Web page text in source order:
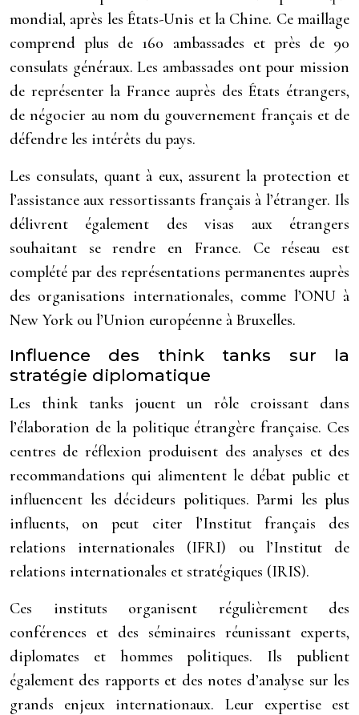
mondial, après les États-Unis et la Chine. Ce maillage
comprend plus de 160 ambassades et près de 90
consulats généraux. Les ambassades ont pour mission
de représenter la France auprès des États étrangers,
de négocier au nom du gouvernement français et de
défendre les intérêts du pays.
Les consulats, quant à eux, assurent la protection et
l’assistance aux ressortissants français à l’étranger. Ils
délivrent également des visas aux étrangers
souhaitant se rendre en France. Ce réseau est
complété par des représentations permanentes auprès
des organisations internationales, comme l’ONU à
New York ou l’Union européenne à Bruxelles.
Influence des think tanks sur la
stratégie diplomatique
Les think tanks jouent un rôle croissant dans
l’élaboration de la politique étrangère française. Ces
centres de réflexion produisent des analyses et des
recommandations qui alimentent le débat public et
influencent les décideurs politiques. Parmi les plus
influents, on peut citer l’Institut français des
relations internationales (IFRI) ou l’Institut de
relations internationales et stratégiques (IRIS).
Ces instituts organisent régulièrement des
conférences et des séminaires réunissant experts,
diplomates et hommes politiques. Ils publient
également des rapports et des notes d’analyse sur les
grands enjeux internationaux. Leur expertise est